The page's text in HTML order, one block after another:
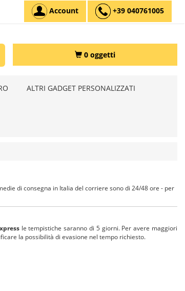
Account +39 040761005
0 oggetti
ALTRI GADGET PERSONALIZZATI
di consegna in Italia del corriere sono di 24/48 ore - per
le tempistiche saranno di 5 giorni. Per avere maggiori
la possibilità di evasione nel tempo richiesto.